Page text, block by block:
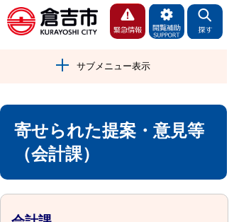
サブメニュー表示
寄せられた提案・意見等
（会計課）